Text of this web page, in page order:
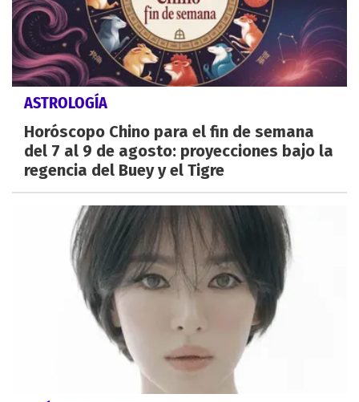
ASTROLOGÍA
Horóscopo Chino para el fin de semana
del 7 al 9 de agosto: proyecciones bajo la
regencia del Buey y el Tigre